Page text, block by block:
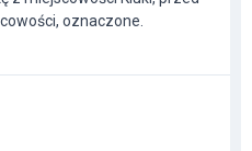
oznaczone.